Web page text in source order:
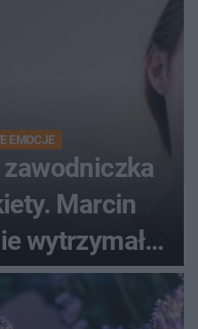
EMOCJE
Marcin
wytrzymał:
sytuacja"